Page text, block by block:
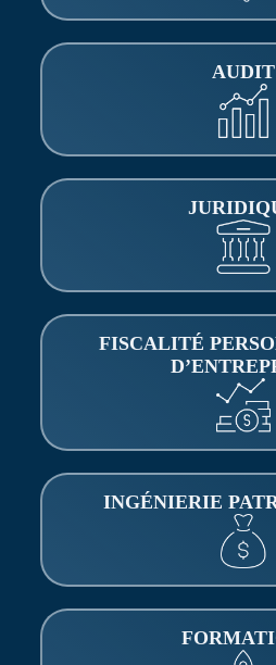
AUDIT
FISCALITÉ
INGÉNIERIE